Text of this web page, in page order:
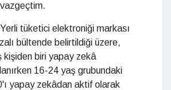
tüketici elektroniği markası
bültende belirtildiği üzere,
kişiden biri yapay zekâ
16-24 yaş grubundaki
yapay zekâdan aktif olarak